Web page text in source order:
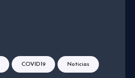
COVID19 Noticias